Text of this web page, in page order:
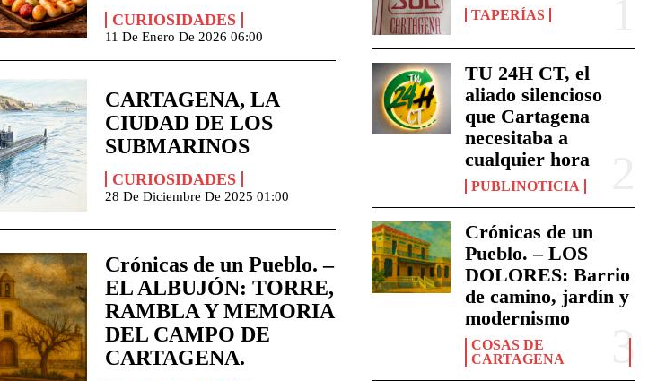
CURIOSIDADES
11 De Enero De 2026 06:00
CARTAGENA, LA
CIUDAD DE LOS
SUBMARINOS
CURIOSIDADES
28 De Diciembre De 2025 01:00
Crónicas de un Pueblo. –
EL ALBUJÓN: TORRE,
RAMBLA Y MEMORIA
DEL CAMPO DE
CARTAGENA.
TAPERÍAS
TU 24H CT, el
aliado silencioso
que Cartagena
necesitaba a
cualquier hora
PUBLINOTICIA
Crónicas de un
Pueblo. – LOS
DOLORES: Barrio
de camino, jardín y
modernismo
COSAS DE
CARTAGENA